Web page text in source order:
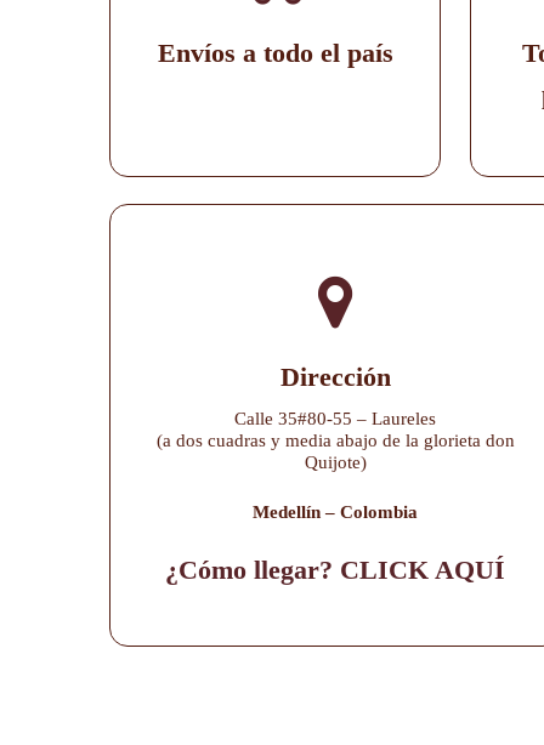
Envíos a todo el país
Dirección
Calle 35#80-55 – Laureles
(a dos cuadras y media abajo de la glorieta don
Quijote)
Medellín – Colombia
¿Cómo llegar? CLICK AQUÍ